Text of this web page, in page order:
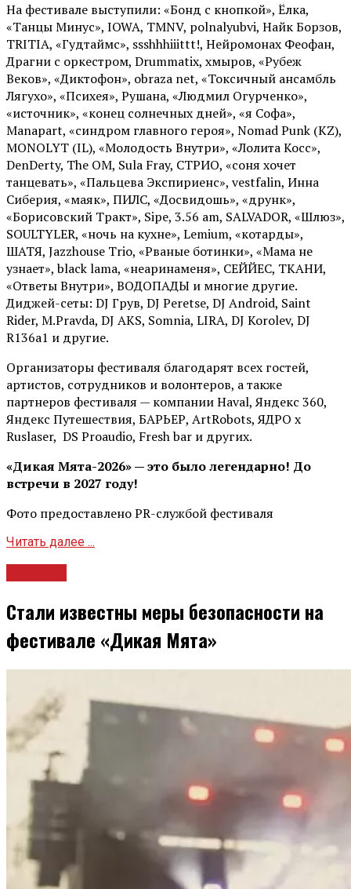
На фестивале выступили: «Бонд с кнопкой», Ёлка,
«Танцы Минус», IOWA, TMNV, polnalyubvi, Найк Борзов,
TRITIA, «Гудтаймс», ssshhhiiittt!, Нейромонах Феофан,
Драгни с оркестром, Drummatix, хмыров, «Рубеж
Веков», «Диктофон», obraza net, «Токсичный ансамбль
Лягухо», «Психея», Рушана, «Людмил Огурченко»,
«источник», «конец солнечных дней», «я Софа»,
Manapart, «синдром главного героя», Nomad Punk (KZ),
MONOLYT (IL), «Молодость Внутри», «Лолита Косс»,
DenDerty, The OM, Sula Fray, СТРИО, «соня хочет
танцевать», «Пальцева Экспириенс», vestfalin, Инна
Сиберия, «маяк», ПИЛС, «Досвидошь», «друнк»,
«Борисовский Тракт», Sipe, 3.56 am, SALVADOR, «Шлюз»,
SOULTYLER, «ночь на кухне», Lemium, «котарды»,
ШАТЯ, Jazzhouse Trio, «Рваные ботинки», «Мама не
узнает», black lama, «неаринаменя», СЕЙЙЕС, ТКАНИ,
«Ответы Внутри», ВОДОПАДЫ и многие другие.
Диджей-сеты: DJ Грув, DJ Peretse, DJ Android, Saint
Rider, М.Pravda, DJ AKS, Somnia, LIRA, DJ Korolev, DJ
R136a1 и другие.
Организаторы фестиваля благодарят всех гостей,
артистов, сотрудников и волонтеров, а также
партнеров фестиваля — компании Haval, Яндекс 360,
Яндекс Путешествия, БАРЬЕР, ArtRobots, ЯДРО х
Ruslaser, DS Proaudio, Fresh bar и других.
«Дикая Мята-2026» — это было легендарно! До
встречи в 2027 году!
Фото предоставлено PR-службой фестиваля
Читать далее ...
Стали известны меры безопасности на
фестивале «Дикая Мята»